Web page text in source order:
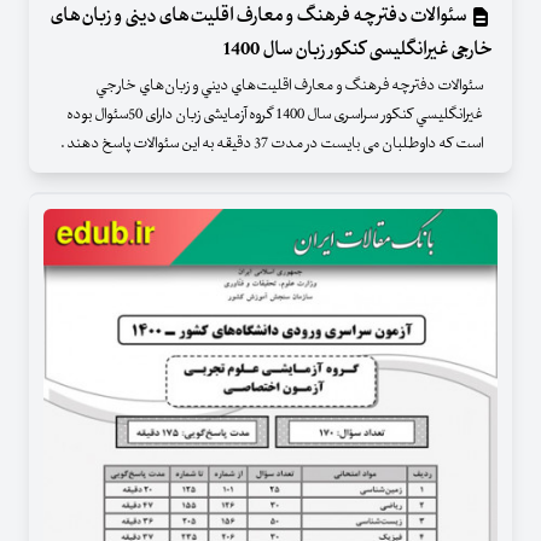
سئوالات دفترچه فرهنگ و معارف اقليت‌های دينی و زبان‌های
خارجی غيرانگليسی کنکور زبان سال 1400
سئوالات دفترچه فرهنگ و معارف اقليت‌هاي ديني و زبان‌هاي خارجي
غيرانگليسي کنکور سراسری سال 1400 گروه آزمایشی زبان دارای 50سئوال بوده
است که داوطلبان می بایست در مدت 37 دقیقه به این سئوالات پاسخ دهند .